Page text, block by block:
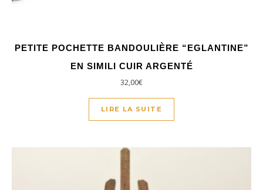
PETITE POCHETTE BANDOULIÈRE “EGLANTINE”
EN SIMILI CUIR ARGENTÉ
32,00€
LIRE LA SUITE